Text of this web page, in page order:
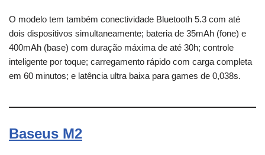
O modelo tem também conectividade Bluetooth 5.3 com até
dois dispositivos simultaneamente; bateria de 35mAh (fone) e
400mAh (base) com duração máxima de até 30h; controle
inteligente por toque; carregamento rápido com carga completa
em 60 minutos; e latência ultra baixa para games de 0,038s.
Baseus M2